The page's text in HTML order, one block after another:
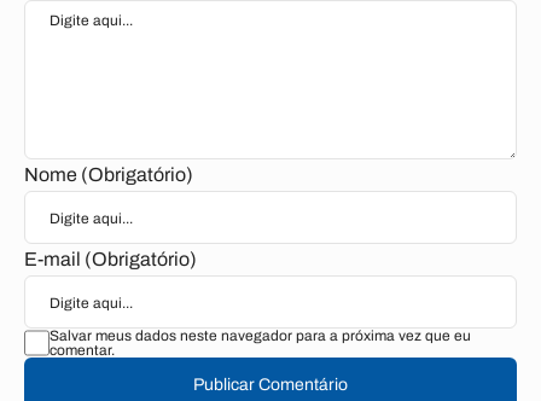
Nome (Obrigatório)
E-mail (Obrigatório)
Salvar meus dados neste navegador para a próxima vez que eu
comentar.
Publicar Comentário